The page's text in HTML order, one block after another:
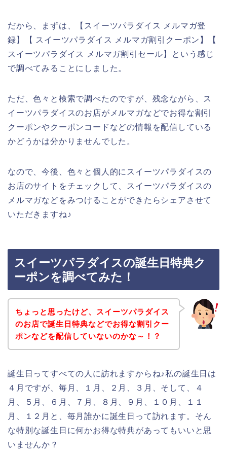
だから、まずは、【スイーツパラダイス メルマガ登
録】【 スイーツパラダイス メルマガ割引クーポン】【
スイーツパラダイス メルマガ割引セール】という感じ
で調べてみることにしました。
ただ、色々と検索で調べたのですが、残念ながら、ス
イーツパラダイスのお店がメルマガなどでお得な割引
クーポンやクーポンコードなどの情報を配信している
かどうかは分かりませんでした。
なので、今後、色々と個人的にスイーツパラダイスの
お店のサイトをチェックして、スイーツパラダイスの
メルマガなどをみつけることができたらシェアさせて
いただきますね♪
スイーツパラダイスの誕生日特典ク
ーポンを調べてみた！
ちょっと思ったけど、スイーツパラダイス
のお店で誕生日特典などでお得な割引クー
ポンなどを配信していないのかな～！？
誕生日ってすべての人に訪れますからね♪私の誕生日は
４月ですが、毎月、１月、２月、３月、そして、４
月、５月、６月、７月、８月、９月、１０月、１１
月、１２月と、毎月誰かに誕生日って訪れます。そん
な特別な誕生日に何かお得な特典があってもいいと思
いませんか？